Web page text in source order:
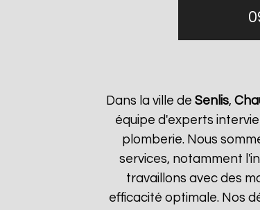
Dans la ville de Senlis,
équipe d'experts
plomberie. Nous
services, notamment
travaillons avec des
efficacité optimale. Nos